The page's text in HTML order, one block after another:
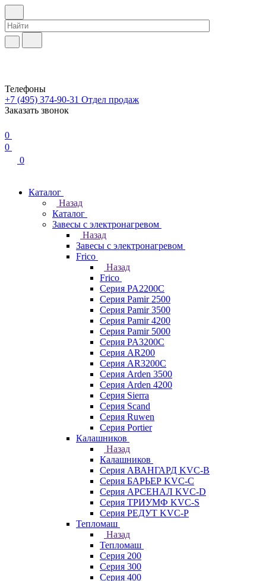
Телефоны
+7 (495) 374-90-31 Отдел продаж
Заказать звонок
0
0
0
Каталог
Назад
Каталог
Завесы с электронагревом
Назад
Завесы с электронагревом
Frico
Назад
Frico
Серия PA2200C
Серия Pamir 2500
Серия Pamir 3500
Серия Pamir 4200
Серия Pamir 5000
Серия PA3200C
Серия AR200
Серия AR3200C
Серия Arden 3500
Серия Arden 4200
Серия Sierra
Серия Scand
Серия Ruwen
Серия Portier
Калашников
Назад
Калашников
Серия АВАНГАРД KVC-B
Серия БАРЬЕР KVC-C
Серия АРСЕНАЛ KVC-D
Серия ТРИУМФ KVC-S
Серия РЕДУТ KVC-P
Тепломаш
Назад
Тепломаш
Серия 200
Серия 300
Серия 400